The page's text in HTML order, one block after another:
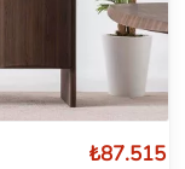
₺87.515